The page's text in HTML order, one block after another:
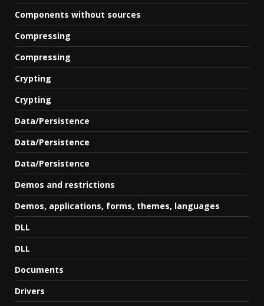
Components without sources
Compressing
Compressing
Crypting
Crypting
Data/Persistence
Data/Persistence
Data/Persistence
Demos and restrictions
Demos, applications, forms, themes, languages
DLL
DLL
Documents
Drivers